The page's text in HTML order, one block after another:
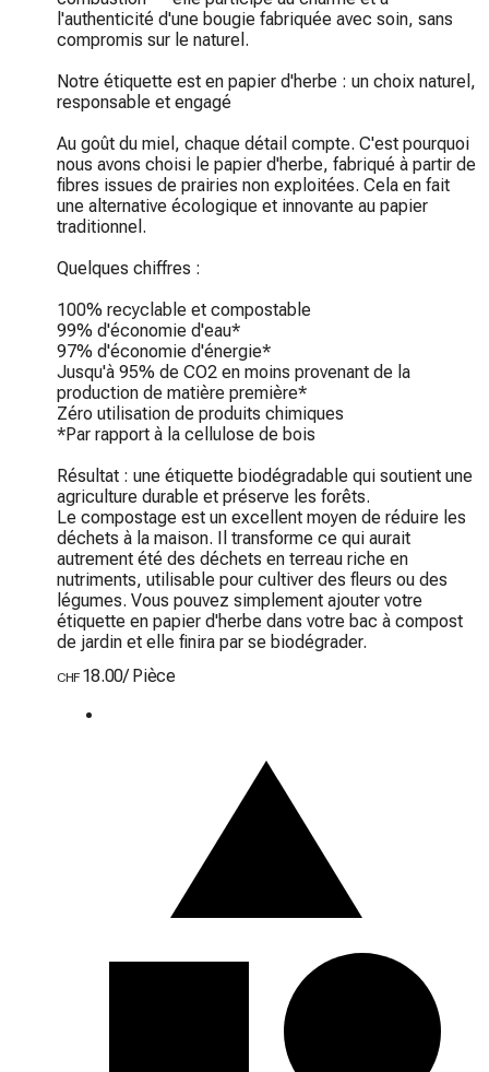
l'authenticité d'une bougie fabriquée avec soin, sans
compromis sur le naturel.
Notre étiquette est en papier d'herbe : un choix naturel,
responsable et engagé
Au goût du miel, chaque détail compte. C'est pourquoi
nous avons choisi le papier d'herbe, fabriqué à partir de
fibres issues de prairies non exploitées. Cela en fait
une alternative écologique et innovante au papier
traditionnel.
Quelques chiffres :
100% recyclable et compostable
99% d'économie d'eau*
97% d'économie d'énergie*
Jusqu'à 95% de CO2 en moins provenant de la
production de matière première*
Zéro utilisation de produits chimiques
*Par rapport à la cellulose de bois
Résultat : une étiquette biodégradable qui soutient une
agriculture durable et préserve les forêts.
Le compostage est un excellent moyen de réduire les
déchets à la maison. Il transforme ce qui aurait
autrement été des déchets en terreau riche en
nutriments, utilisable pour cultiver des fleurs ou des
légumes. Vous pouvez simplement ajouter votre
étiquette en papier d'herbe dans votre bac à compost
de jardin et elle finira par se biodégrader.
CHF 18.00/ Pièce